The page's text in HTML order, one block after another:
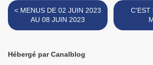
< MENUS DE 02 JUIN 2023
AU 08 JUIN 2023
C'EST
Hébergé par Canalblog